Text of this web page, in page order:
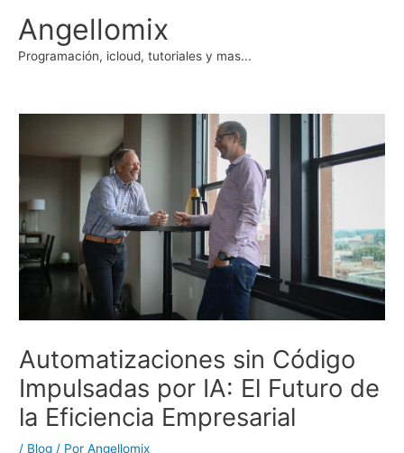
contenido
Angellomix
Programación, icloud, tutoriales y mas...
Automatizaciones sin Código
Impulsadas por IA: El Futuro de
la Eficiencia Empresarial
/ Blog / PorAngellomix